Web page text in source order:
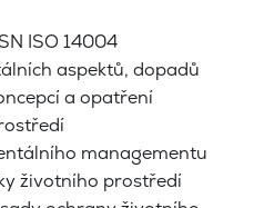
ISO 14004
aspektů, dopadů
a opatření
managementu
životního prostředí